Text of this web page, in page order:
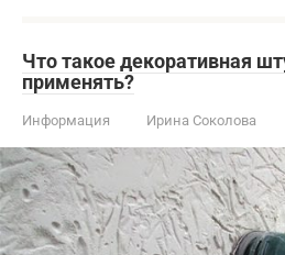
Что такое декоративная
применять?
Информация Ирина Соколова